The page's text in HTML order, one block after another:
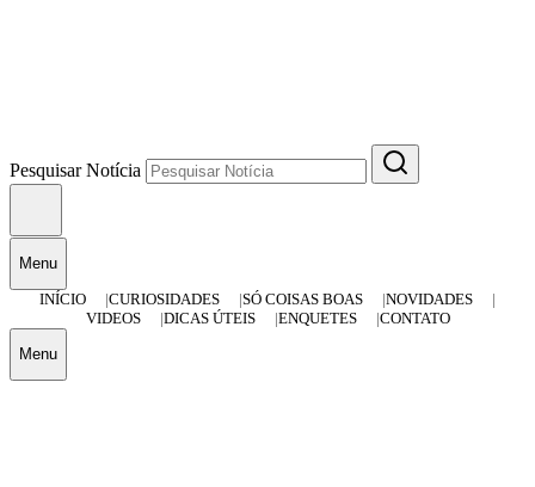
Pesquisar Notícia
Menu
INÍCIO
CURIOSIDADES SÓ COISAS BOAS
NOVIDADES
VIDEOS
DICAS ÚTEIS ENQUETES CONTATO
Menu